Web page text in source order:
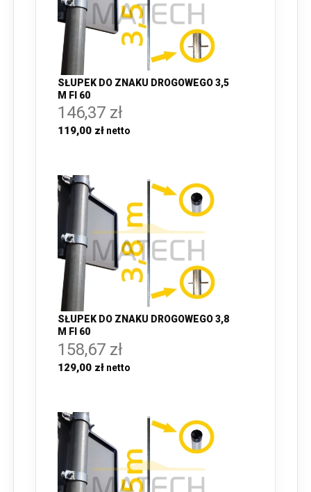
SŁUPEK DO ZNAKU DROGOWEGO 3,5
M FI 60
146,37 zł
119,00 zł
SŁUPEK DO ZNAKU DROGOWEGO 3,8
M FI 60
158,67 zł
129,00 zł